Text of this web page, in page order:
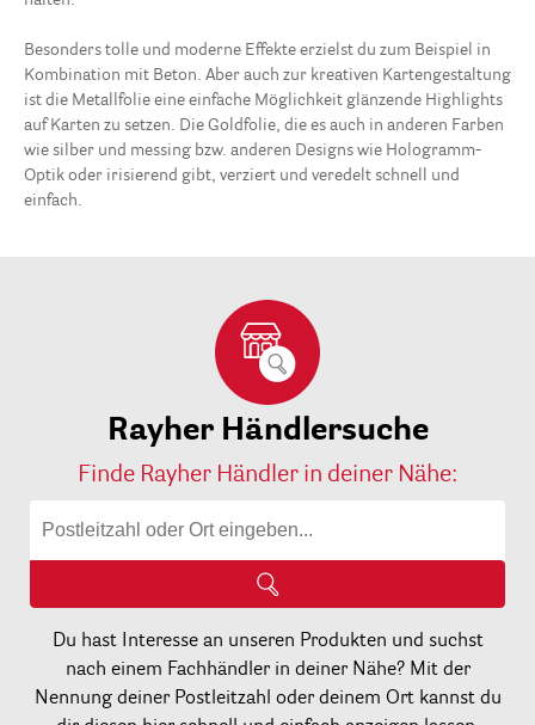
Besonders tolle und moderne Effekte erzielst du zum Beispiel in
Kombination mit Beton. Aber auch zur kreativen Kartengestaltung
ist die Metallfolie eine einfache Möglichkeit glänzende Highlights
auf Karten zu setzen. Die Goldfolie, die es auch in anderen Farben
wie silber und messing bzw. anderen Designs wie Hologramm-
Optik oder irisierend gibt, verziert und veredelt schnell und
einfach.
Rayher Händlersuche
Finde Rayher Händler in deiner Nähe:
Du hast Interesse an unseren Produkten und suchst
nach einem Fachhändler in deiner Nähe? Mit der
Nennung deiner Postleitzahl oder deinem Ort kannst du